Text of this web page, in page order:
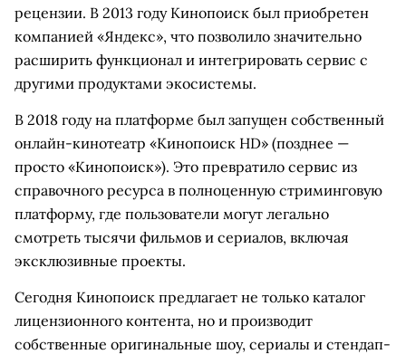
рецензии. В 2013 году Кинопоиск был приобретен
компанией «Яндекс», что позволило значительно
расширить функционал и интегрировать сервис с
другими продуктами экосистемы.
В 2018 году на платформе был запущен собственный
онлайн-кинотеатр «Кинопоиск HD» (позднее —
просто «Кинопоиск»). Это превратило сервис из
справочного ресурса в полноценную стриминговую
платформу, где пользователи могут легально
смотреть тысячи фильмов и сериалов, включая
эксклюзивные проекты.
Сегодня Кинопоиск предлагает не только каталог
лицензионного контента, но и производит
собственные оригинальные шоу, сериалы и стендап-